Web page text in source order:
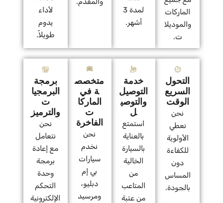
الماركات
والموديلا
ت.
لمدة 3
أشهر.
لأداء
يدوم
طويلاً.
التحول
السريع
الوقت
نحن
نعطي
الأولوية
للكفاءة
دون
المساس
بالجودة.
خدمة
التوصيل
والتوصي
ل
استمتع
بالعناية
بالسيارة
الخالية
من
المتاعب
من عتبة
متخصص
ة في
الماركا
ت
الفاخرة
نحن
نخدم
سيارات
بي إم
دبليو،
ومرسيد
برمجة
البرمجيا
ت
والترميز
نحن
نتعامل
مع إعادة
برمجة
وحدة
التحكم
الإلكترونية